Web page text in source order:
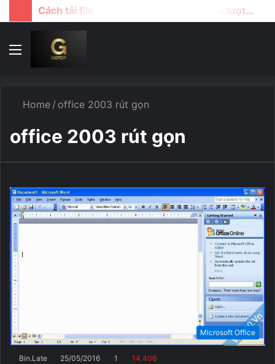
Cách tải file google drive khi bị giới hạn lượt download
Home / office 2003 rút gọn
office 2003 rút gọn
Microsoft Office
Bin.Late 25/05/2016 1 14.406